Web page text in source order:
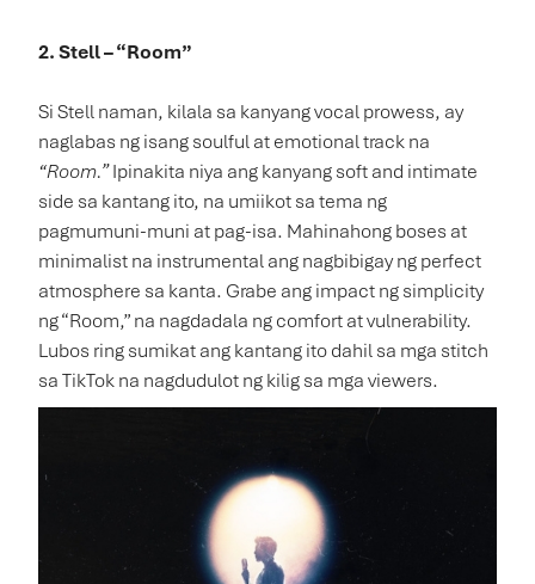
2. Stell – “Room”
Si Stell naman, kilala sa kanyang vocal prowess, ay
naglabas ng isang soulful at emotional track na
“Room.”Ipinakita niya ang kanyang soft and intimate
side sa kantang ito, na umiikot sa tema ng
pagmumuni-muni at pag-isa. Mahinahong boses at
minimalist na instrumental ang nagbibigay ng perfect
atmosphere sa kanta. Grabe ang impact ng simplicity
ng “Room,” na nagdadala ng comfort at vulnerability.
Lubos ring sumikat ang kantang ito dahil sa mga stitch
sa TikTok na nagdudulot ng kilig sa mga viewers.